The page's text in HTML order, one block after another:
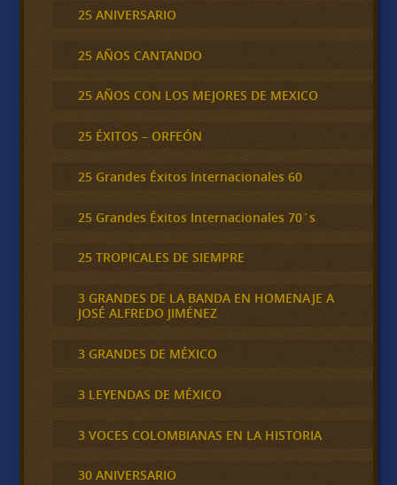
25 ANIVERSARIO
25 AÑOS CANTANDO
25 AÑOS CON LOS MEJORES DE MEXICO
25 ÉXITOS – ORFEÓN
25 Grandes Éxitos Internacionales 60
25 Grandes Éxitos Internacionales 70´s
25 TROPICALES DE SIEMPRE
3 GRANDES DE LA BANDA EN HOMENAJE A
JOSÉ ALFREDO JIMÉNEZ
3 GRANDES DE MÉXICO
3 LEYENDAS DE MÉXICO
3 VOCES COLOMBIANAS EN LA HISTORIA
30 ANIVERSARIO